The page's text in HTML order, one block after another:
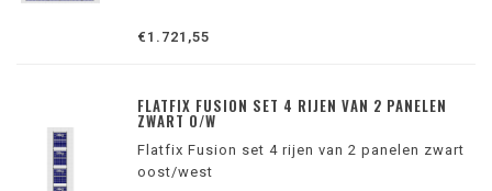
€1.721,55
FLATFIX FUSION SET 4 RIJEN VAN 2 PANELEN
ZWART O/W
Flatfix Fusion set 4 rijen van 2 panelen zwart
oost/west